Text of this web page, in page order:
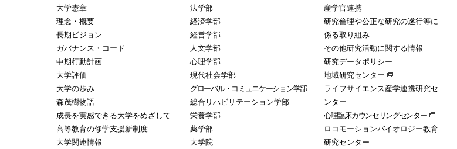
大学憲章
理念・概要
長期ビジョン
ガバナンス・コード
中期行動計画
大学評価
大学の歩み
森茂樹物語
成長を実感できる大学をめざして
高等教育の修学支援新制度
大学関連情報
法学部
経済学部
経営学部
人文学部
心理学部
現代社会学部
グローバル・コミュニケーション学部
総合リハビリテーション学部
栄養学部
薬学部
大学院
産学官連携
研究倫理や公正な研究の遂行等に
係る取り組み
その他研究活動に関する情報
研究データポリシー
地域研究センター
ライフサイエンス産学連携研究セ
ンター
心理臨床カウンセリングセンター
ロコモーションバイオロジー教育
研究センター